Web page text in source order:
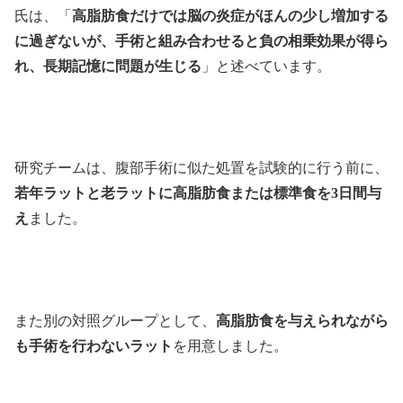
氏は、「 高脂肪食だけでは脳の炎症がほんの少し増加する
に過ぎないが、手術と組み合わせると負の相乗効果が得ら
れ、長期記憶に問題が生じる 」と述べています。
研究チームは、腹部手術に似た処置を試験的に行う前に、
若年ラットと老ラットに高脂肪食または標準食を3日間与
え ました。
また別の対照グループとして、 高脂肪食を与えられながら
も手術を行わないラット を用意しました。